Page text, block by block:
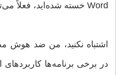
Word خسته شده‌اید، فعلاً می‌توانید آن را خاموش کنید.
اشتباه نکنید، من ضد هوش